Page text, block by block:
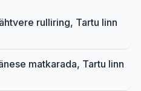
rulliring, Tartu linn
matkarada, Tartu linn